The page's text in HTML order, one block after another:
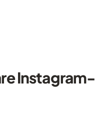
Instagram-